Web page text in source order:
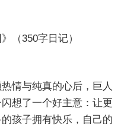
（350字日记）
情与纯真的心后，巨人
想了一个好主意：让更
孩子拥有快乐，自己的